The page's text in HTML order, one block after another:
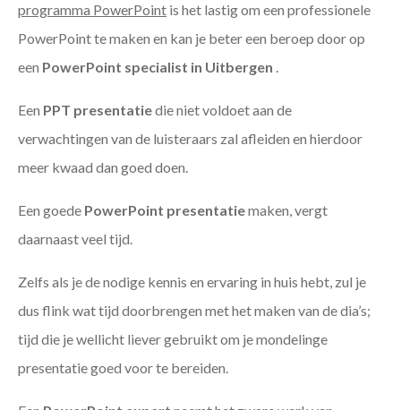
programma PowerPoint is het lastig om een professionele
PowerPoint te maken en kan je beter een beroep door op
een PowerPoint specialist in Uitbergen .
Een PPT presentatiedie niet voldoet aan de
verwachtingen van de luisteraars zal afleiden en hierdoor
meer kwaad dan goed doen.
Een goede PowerPoint presentatiemaken, vergt
daarnaast veel tijd.
Zelfs als je de nodige kennis en ervaring in huis hebt, zul je
dus flink wat tijd doorbrengen met het maken van de dia’s;
tijd die je wellicht liever gebruikt om je mondelinge
presentatie goed voor te bereiden.